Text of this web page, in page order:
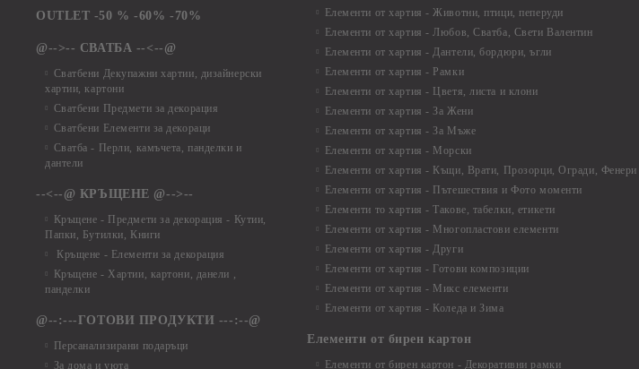
OUTLET -50 % -60% -70%
@-->-- СВАТБА --<--@
Сватбени Декупажни хартии, дизайнерски
хартии, картони
Сватбени Предмети за декорация
Сватбени Елементи за декораци
Сватба - Перли, камъчета, панделки и
дантели
--<--@ КРЪЩЕНЕ @-->--
Кръщене - Предмети за декорация - Кутии,
Папки, Бутилки, Книги
Кръщене - Елементи за декорация
Кръщене - Хартии, картони, данели ,
панделки
@--:---ГОТОВИ ПРОДУКТИ ---:--@
Персанализирани подаръци
За дома и уюта
Елементи от хартия - Животни, птици, пеперуди
Елементи от хартия - Любов, Сватба, Свети Валентин
Елементи от хартия - Дантели, бордюри, ъгли
Елементи от хартия - Рамки
Елементи от хартия - Цветя, листа и клони
Елементи от хартия - За Жени
Елементи от хартия - За Мъже
Елементи от хартия - Морски
Елементи от хартия - Къщи, Врати, Прозорци, Огради, Фенери
Елементи от хартия - Пътешествия и Фото моменти
Елементи то хартия - Такове, табелки, етикети
Елементи от хартия - Многопластови елементи
Елементи от хартия - Други
Елементи от хартия - Готови композиции
Елементи от хартия - Микс елементи
Елементи от хартия - Коледа и Зима
Елементи от бирен картон
Елементи от бирен картон - Декоративни рамки